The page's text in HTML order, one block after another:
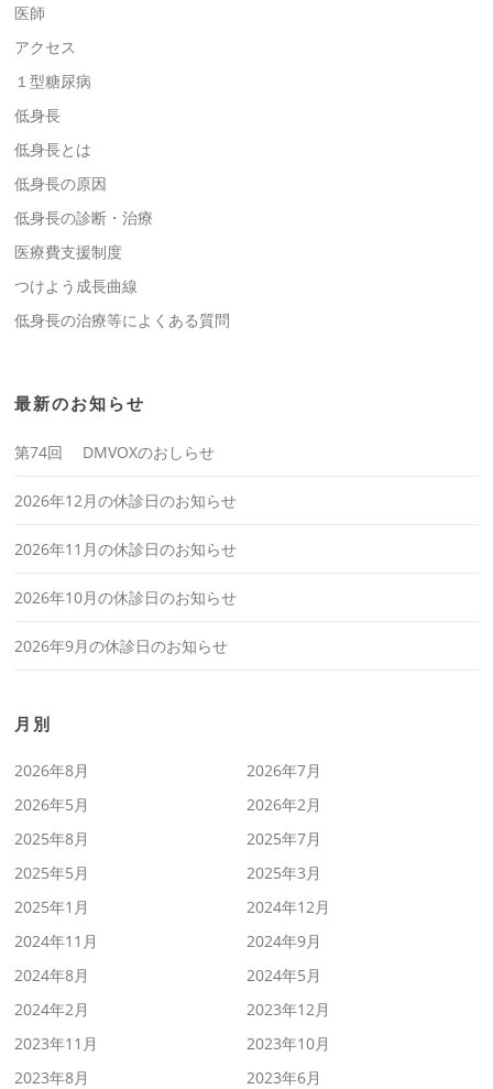
医師
アクセス
１型糖尿病
低身長
低身長とは
低身長の原因
低身長の診断・治療
医療費支援制度
つけよう成長曲線
低身長の治療等によくある質問
最新のお知らせ
第74回 DMVOXのおしらせ
2026年12月の休診日のお知らせ
2026年11月の休診日のお知らせ
2026年10月の休診日のお知らせ
2026年9月の休診日のお知らせ
月別
2026年8月
2026年7月
2026年5月
2026年2月
2025年8月
2025年7月
2025年5月
2025年3月
2025年1月
2024年12月
2024年11月
2024年9月
2024年8月
2024年5月
2024年2月
2023年12月
2023年11月
2023年10月
2023年8月
2023年6月